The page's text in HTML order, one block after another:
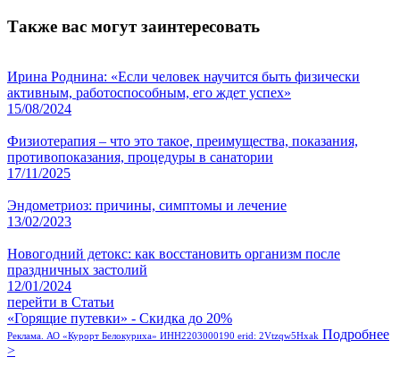
Также вас могут заинтересовать
Ирина Роднина: «Если человек научится быть физически
активным, работоспособным, его ждет успех»
15/08/2024
Физиотерапия – что это такое, преимущества, показания,
противопоказания, процедуры в санатории
17/11/2025
Эндометриоз: причины, симптомы и лечение
13/02/2023
Новогодний детокс: как восстановить организм после
праздничных застолий
12/01/2024
перейти в Статьи
«Горящие путевки» - Скидка до 20%
Реклама. АО «Курорт Белокуриха» ИНН2203000190 erid: 2Vtzqw5Hxak Подробнее
>